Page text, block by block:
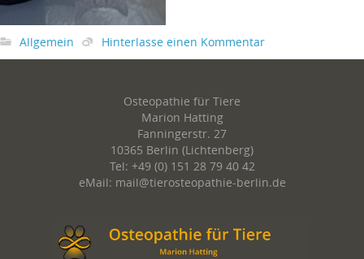
Allgemein Hinterlasse einen Kommentar
Osteopathie für Tiere
Marion Hatting
Fanningerstr. 27
10365 Berlin (Lichtenberg)
Tel: +49 (0) 151 28 79 40 42
eMail: mail@tierosteopathie-berlin.de